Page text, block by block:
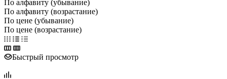
По алфавиту (убывание)
По алфавиту (возрастание)
По цене (убывание)
По цене (возрастание)
Быстрый просмотр